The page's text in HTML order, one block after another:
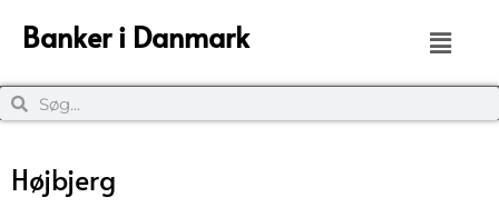
Banker i Danmark
Højbjerg